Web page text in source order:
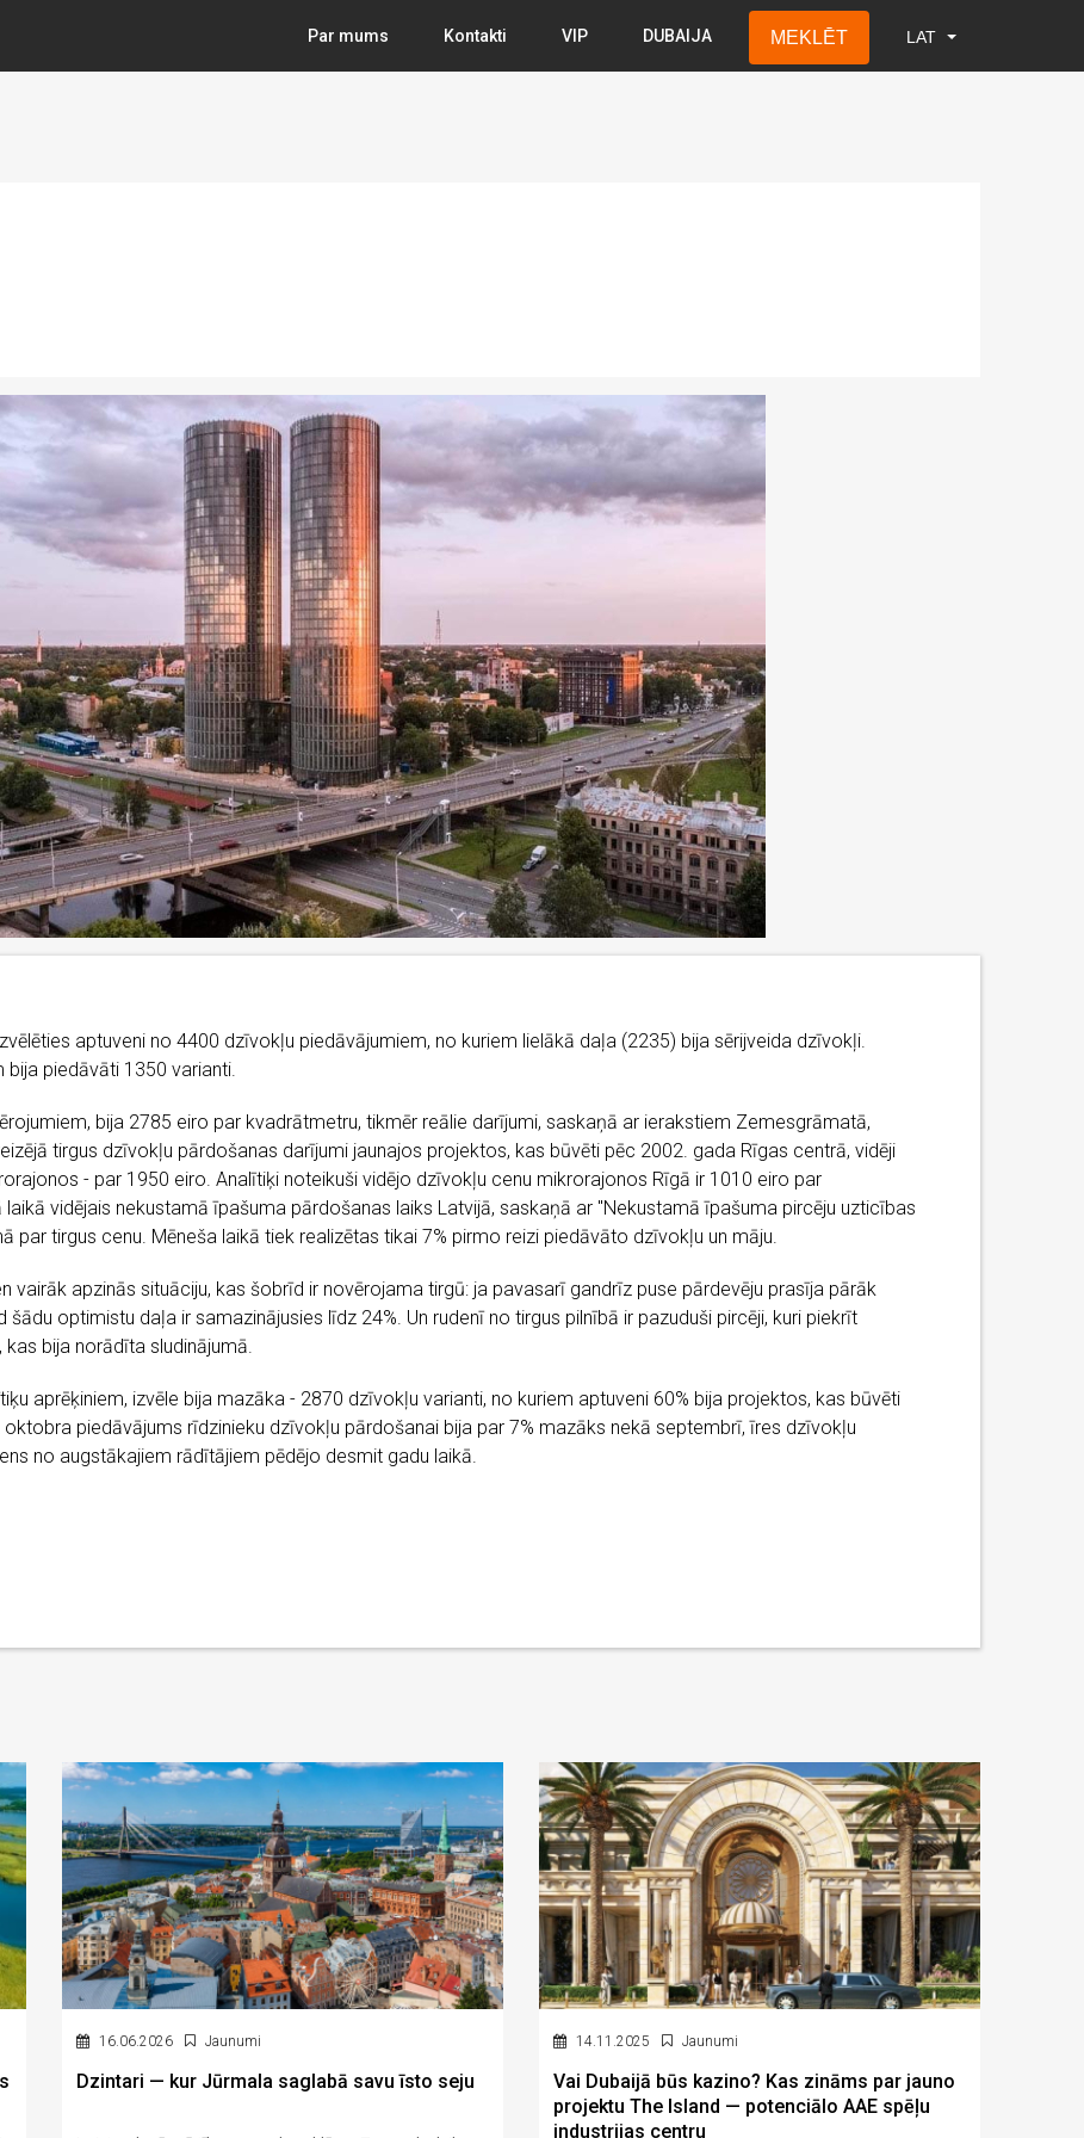
Par mums Kontakti VIP DUBAIJA MEKLĒT
LAT
LAT
aptuveni no 4400 dzīvokļu piedāvājumiem, no kuriem lielākā daļa (2235) bija sērijveida dzīvokļi.
piedāvāti 1350 varianti.
bija 2785 eiro par kvadrātmetru, tikmēr reālie darījumi, saskaņā ar ierakstiem Zemesgrāmatā,
tirgus dzīvokļu pārdošanas darījumi jaunajos projektos, kas būvēti pēc 2002. gada Rīgas centrā, vidēji
- par 1950 eiro. Analītiķi noteikuši vidējo dzīvokļu cenu mikrorajonos Rīgā ir 1010 eiro par
vidējais nekustamā īpašuma pārdošanas laiks Latvijā, saskaņā ar "Nekustamā īpašuma pircēju uzticības
par tirgus cenu. Mēneša laikā tiek realizētas tikai 7% pirmo reizi piedāvāto dzīvokļu un māju.
vairāk apzinās situāciju, kas šobrīd ir novērojama tirgū: ja pavasarī gandrīz puse pārdevēju prasīja pārāk
optimistu daļa ir samazinājusies līdz 24%. Un rudenī no tirgus pilnībā ir pazuduši pircēji, kuri piekrīt
bija norādīta sludinājumā.
aprēķiniem, izvēle bija mazāka - 2870 dzīvokļu varianti, no kuriem aptuveni 60% bija projektos, kas būvēti
piedāvājums rīdzinieku dzīvokļu pārdošanai bija par 7% mazāks nekā septembrī, īres dzīvokļu
no augstākajiem rādītājiem pēdējo desmit gadu laikā.
16.06.2026 Jaunumi
Dzintari — kur Jūrmala saglabā savu īsto seju
14.11.2025 Jaunumi
Vai Dubaijā būs kazino? Kas zināms par jauno
projektu The Island — potenciālo AAE spēļu
industrijas centru